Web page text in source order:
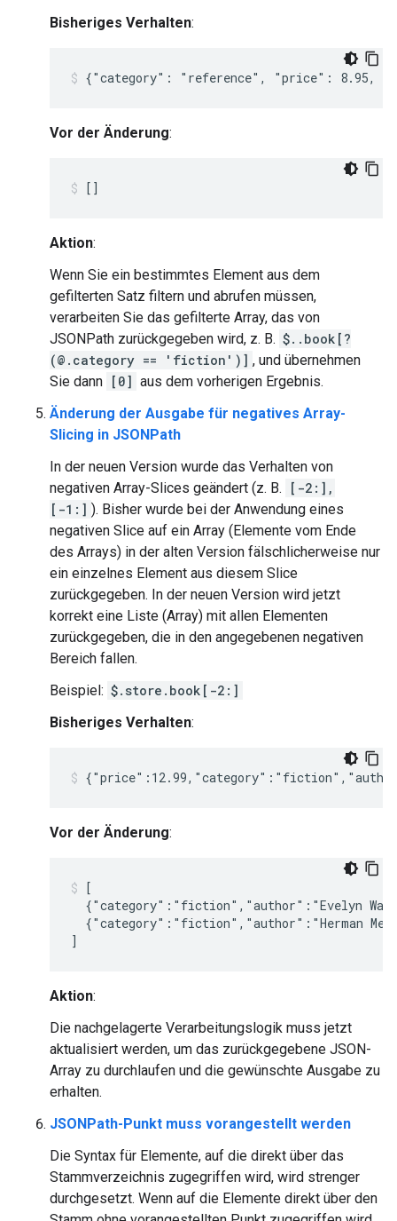
Bisheriges Verhalten:
Vor der Änderung:
Aktion:
Wenn Sie ein bestimmtes Element aus dem
gefilterten Satz filtern und abrufen müssen,
verarbeiten Sie das gefilterte Array, das von
JSONPath zurückgegeben wird, z. B. $..book[?
(@.category == 'fiction')] , und übernehmen
Sie dann [0] aus dem vorherigen Ergebnis.
Änderung der Ausgabe für negatives Array-
Slicing in JSONPath
In der neuen Version wurde das Verhalten von
negativen Array-Slices geändert (z. B.
[-2:],
[-1:] ). Bisher wurde bei der Anwendung eines
negativen Slice auf ein Array (Elemente vom Ende
des Arrays) in der alten Version fälschlicherweise nur
ein einzelnes Element aus diesem Slice
zurückgegeben. In der neuen Version wird jetzt
korrekt eine Liste (Array) mit allen Elementen
zurückgegeben, die in den angegebenen negativen
Bereich fallen.
Beispiel: $.store.book[-2:]
Bisheriges Verhalten:
Vor der Änderung:
[
{"category":"fiction","author":"Evelyn
{"category":"fiction","author":"Herman
Aktion:
Die nachgelagerte Verarbeitungslogik muss jetzt
aktualisiert werden, um das zurückgegebene JSON-
Array zu durchlaufen und die gewünschte Ausgabe zu
erhalten.
JSONPath-Punkt muss vorangestellt werden
Die Syntax für Elemente, auf die direkt über das
Stammverzeichnis zugegriffen wird, wird strenger
durchgesetzt. Wenn auf die Elemente direkt über den